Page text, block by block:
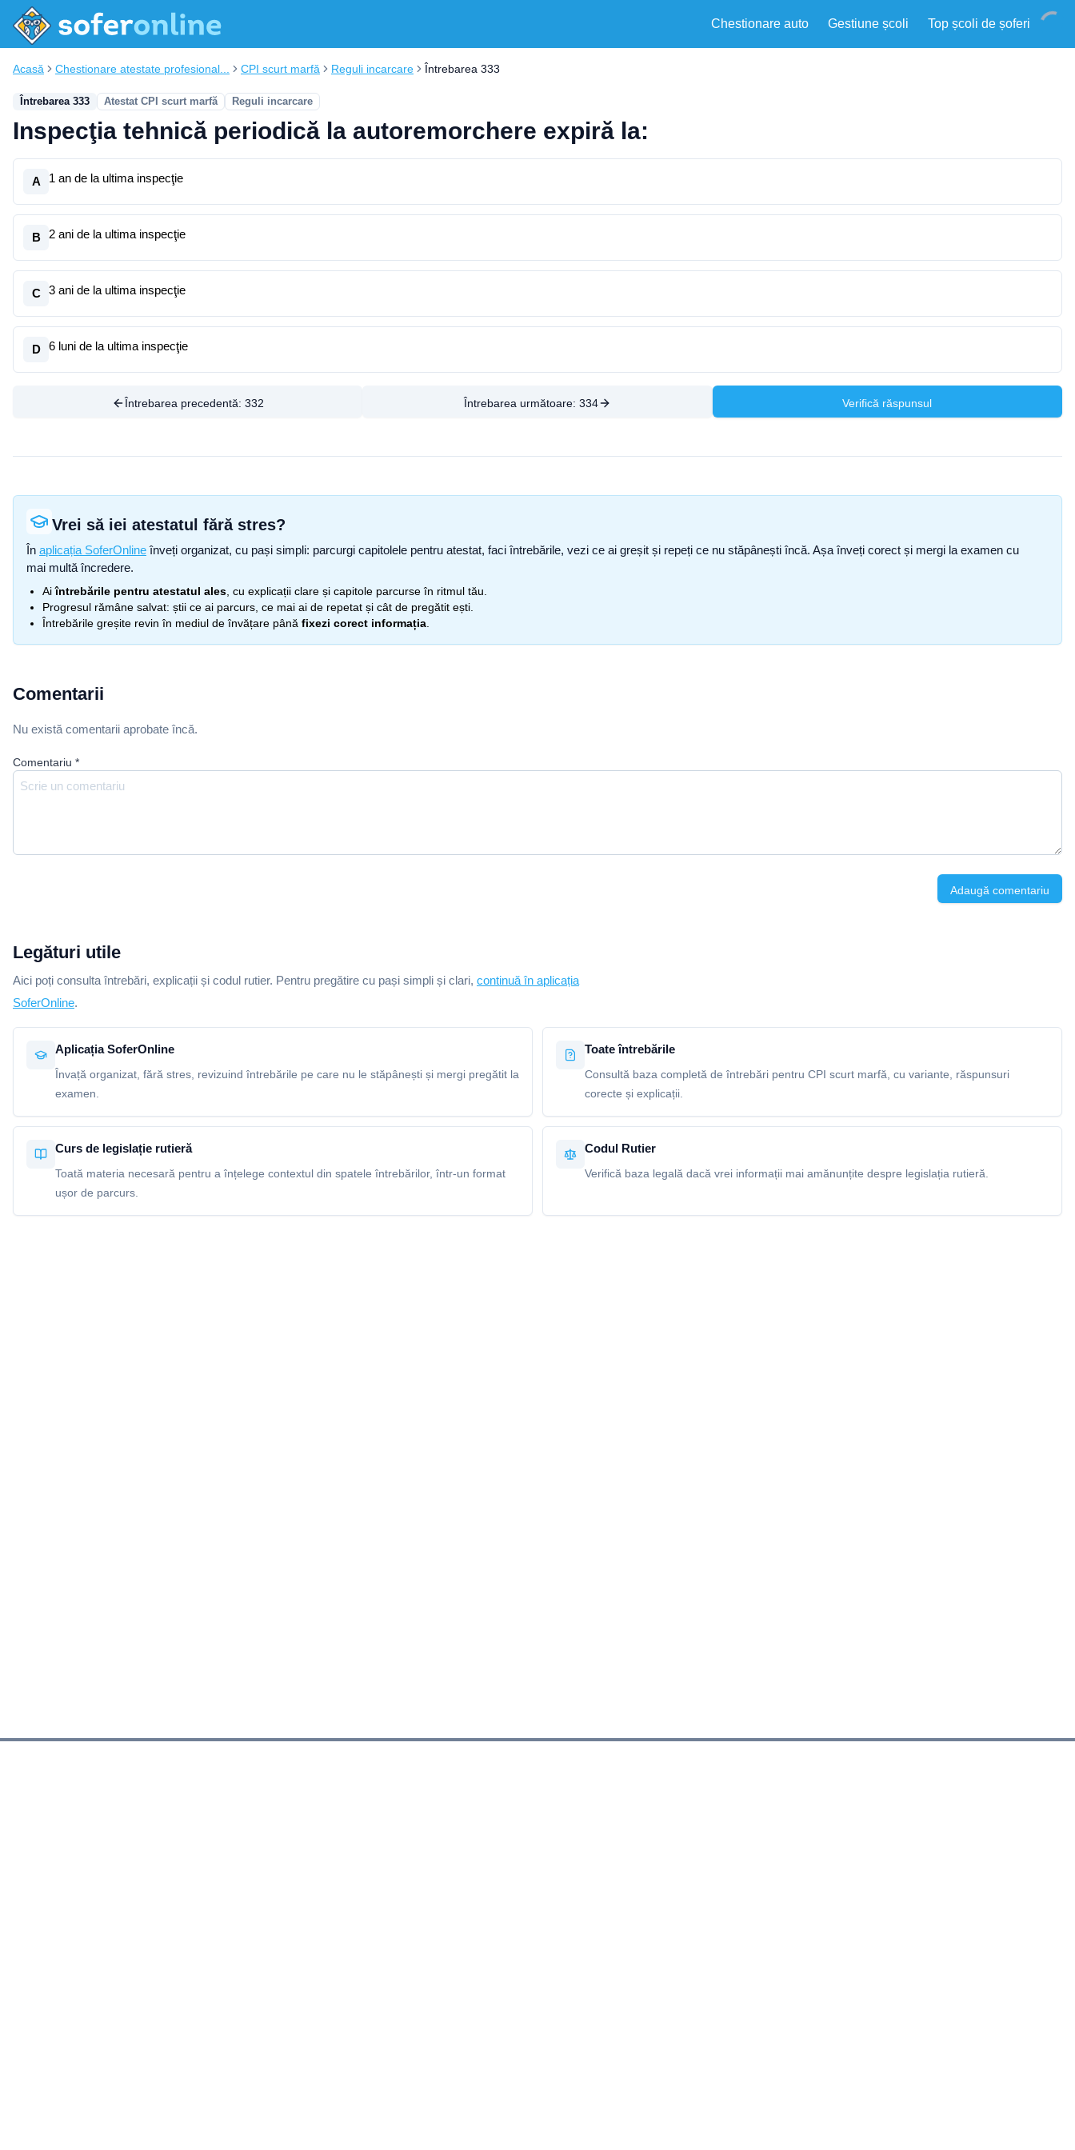
Chestionare auto Gestiune școli Top școli de șoferi
Acasă Chestionare atestate profesional... CPI scurt marfă Reguli incarcare Întrebarea 333
Întrebarea 333 Atestat CPI scurt marfă Reguli incarcare
Inspecţia tehnică periodică la autoremorchere expiră la:
A 1 an de la ultima inspecţie
B 2 ani de la ultima inspecţie
C 3 ani de la ultima inspecţie
D 6 luni de la ultima inspecţie
Întrebarea precedentă: 332 Întrebarea următoare: 334 Verifică răspunsul
Vrei să iei atestatul fără stres?
În aplicația SoferOnline înveți organizat, cu pași simpli: parcurgi capitolele pentru atestat, faci întrebările, vezi ce ai greșit și repeți ce nu stăpânești încă. Așa înveți corect și mergi la examen cu
mai multă încredere.
Aiîntrebările pentru atestatul ales , cu explicații clare și capitole parcurse în ritmul tău.
Progresul rămâne salvat: știi ce ai parcurs, ce mai ai de repetat și cât de pregătit ești.
Întrebările greșite revin în mediul de învățare până fixezi corect informația
Comentarii
Nu există comentarii aprobate încă.
Comentariu *
Adaugă comentariu
Legături utile
Aici poți consulta întrebări, explicații și codul rutier. Pentru pregătire cu pași simpli și clari, continuă în aplicația
SoferOnline.
Aplicația SoferOnline
Învață organizat, fără stres, revizuind întrebările pe care nu le stăpânești și mergi pregătit la
examen.
Toate întrebările
Consultă baza completă de întrebări pentru CPI scurt marfă, cu variante, răspunsuri
corecte și explicații.
Curs de legislație rutieră
Toată materia necesară pentru a înțelege contextul din spatele întrebărilor, într-un format
ușor de parcurs.
Codul Rutier
Verifică baza legală dacă vrei informații mai amănunțite despre legislația rutieră.